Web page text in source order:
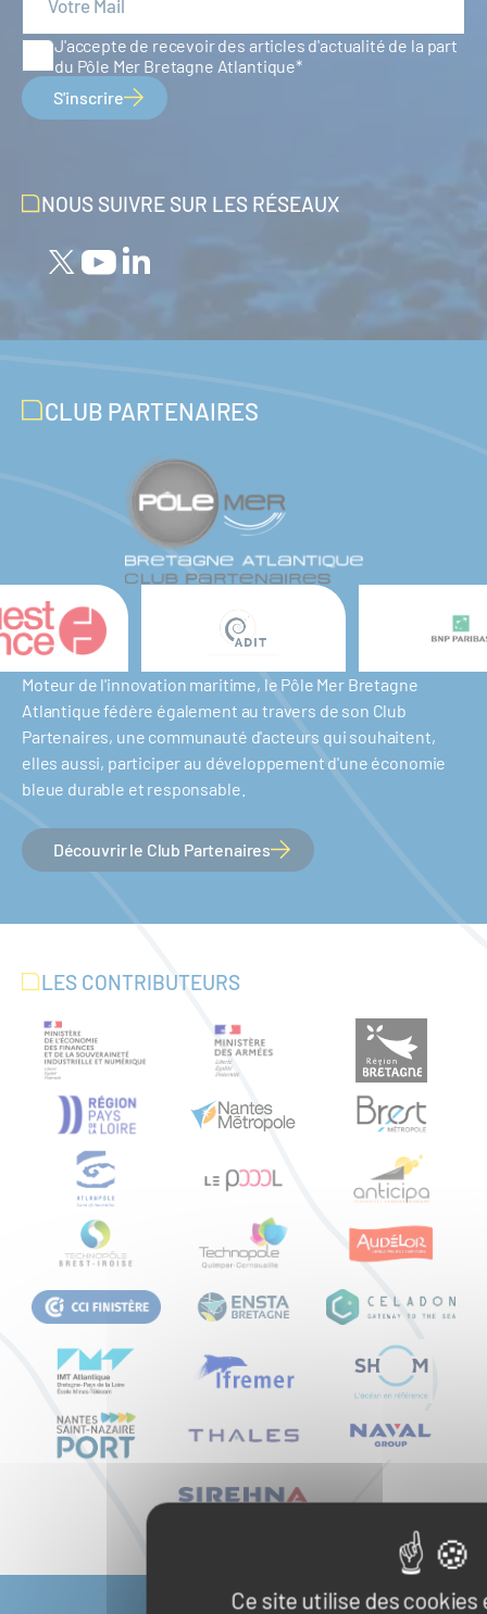
Ce site utilise des cookies
J'accepte de recevoir des articles d'actualité de la part
du Pôle Mer Bretagne Atlantique
S'inscrire
NOUS SUIVRE SUR LES RÉSEAUX
CLUB PARTENAIRES
Moteur de l'innovation maritime, le Pôle Mer Bretagne
Atlantique fédère également au travers de son Club
Partenaires, une communauté d'acteurs qui souhaitent,
elles aussi, participer au développement d'une économie
bleue durable et responsable.
Découvrir le Club Partenaires
LES CONTRIBUTEURS